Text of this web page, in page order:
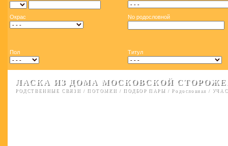
Окрас No родословной
Пол Титул
ЛАСКА ИЗ ДОМА МОСКОВСКОЙ
РОДСТВЕННЫЕ СВЯЗИ / ПОТОМКИ / ПОДБОР ПАРЫ / Родословная /